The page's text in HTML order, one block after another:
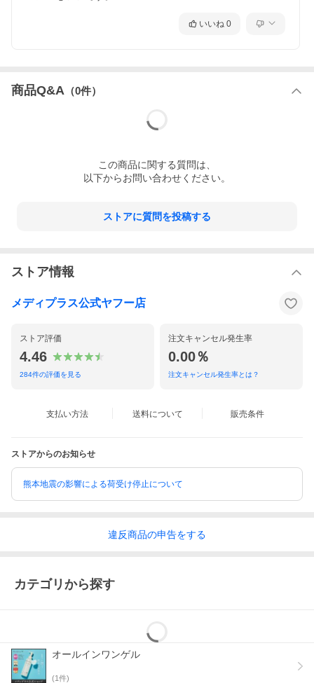
いいね 0
商品Q&A （0件）
この商品に関する質問は、
以下からお問い合わせください。
ストアに質問を投稿する
ストア情報
メディプラス公式ヤフー店
ストア評価
4.46
284件の評価を見る
注文キャンセル発生率
0.00％
注文キャンセル発生率とは？
支払い方法 送料について 販売条件
ストアからのお知らせ
熊本地震の影響による荷受け停止について
違反商品の申告をする
カテゴリから探す
オールインワンゲル
(1件)